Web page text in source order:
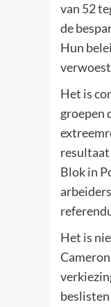
van 52
de
Hun
Het is
groepen
resultaat
Blok in
Het is